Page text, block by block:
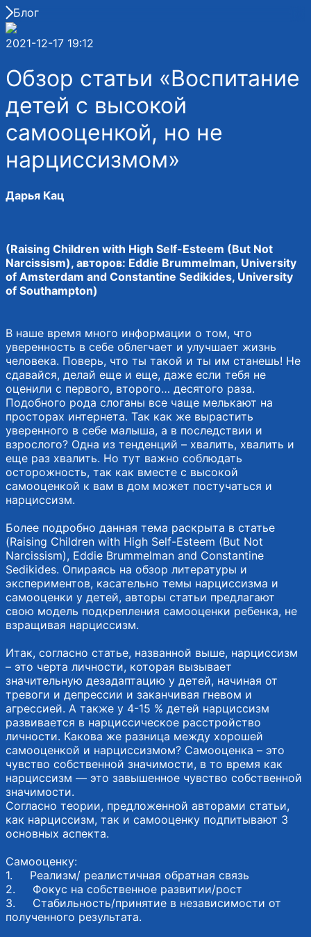
Блог
2021-12-17 19:12
Обзор статьи «Воспитание
детей с высокой
самооценкой, но не
нарциссизмом»
Дарья Кац
(Raising Children with High Self-Esteem (But Not
Narcissism), авторов: Eddie Brummelman, University
of Amsterdam and Constantine Sedikides, University
of Southampton)
В наше время много информации о том, что
уверенность в себе облегчает и улучшает жизнь
человека. Поверь, что ты такой и ты им станешь! Не
сдавайся, делай еще и еще, даже если тебя не
оценили с первого, второго… десятого раза.
Подобного рода слоганы все чаще мелькают на
просторах интернета. Так как же вырастить
уверенного в себе малыша, а в последствии и
взрослого? Одна из тенденций – хвалить, хвалить и
еще раз хвалить. Но тут важно соблюдать
осторожность, так как вместе с высокой
самооценкой к вам в дом может постучаться и
нарциссизм.
Более подробно данная тема раскрыта в статье
(Raising Children with High Self-Esteem (But Not
Narcissism), Eddie Brummelman and Constantine
Sedikides. Опираясь на обзор литературы и
экспериментов, касательно темы нарциссизма и
самооценки у детей, авторы статьи предлагают
свою модель подкрепления самооценки ребенка, не
взращивая нарциссизм.
Итак, согласно статье, названной выше, нарциссизм
– это черта личности, которая вызывает
значительную дезадаптацию у детей, начиная от
тревоги и депрессии и заканчивая гневом и
агрессией. А также у 4-15 % детей нарциссизм
развивается в нарциссическое расстройство
личности. Какова же разница между хорошей
самооценкой и нарциссизмом? Самооценка – это
чувство собственной значимости, в то время как
нарциссизм — это завышенное чувство собственной
значимости.
Согласно теории, предложенной авторами статьи,
как нарциссизм, так и самооценку подпитывают 3
основных аспекта.
Самооценку:
1. Реализм/ реалистичная обратная связь
2. Фокус на собственное развитии/рост
3. Стабильность/принятие в независимости от
полученного результата.